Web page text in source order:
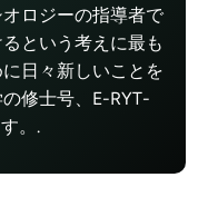
ロジーの指導者で
という考えに最も
日々新しいことを
修士号、E-RYT-
。.